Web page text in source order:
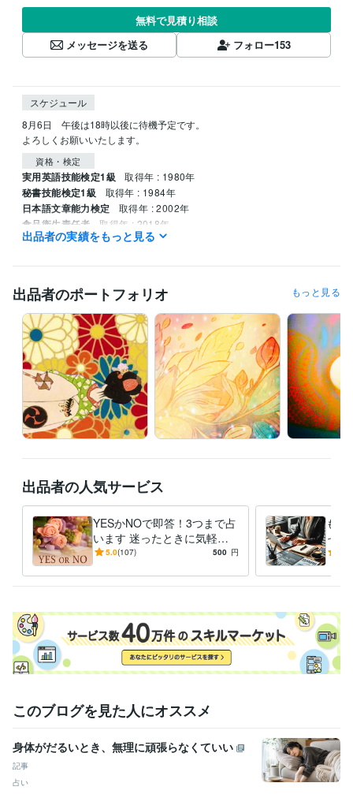
無料で見積り相談
メッセージを送る
フォロー153
スケジュール
8月6日　午後は18時以後に待機予定です。
よろしくお願いいたします。
資格・検定
実用英語技能検定1級 取得年 : 1980年
秘書技能検定1級 取得年 : 1984年
日本語文章能力検定 取得年 : 2002年
食品衛生責任者 取得年 : 2018年
占い 四柱推命 ピプリオマンシー 九星気学 タロットカード
語学力
英語 ビジネスレベル
ベトナム語 日常会話レベル
出品者の実績をもっと見る
出品者のポートフォリオ もっと見る
出品者の人気サービス
YESかNOで即答！3つまで占
います 迷ったときに気軽に
頼れる、あなた専用のYES・
5.0(107) 500 円
もう
った
今の
を導
このブログを見た人にオススメ
身体がだるいとき、無理に頑張らなくていい
記事
占い